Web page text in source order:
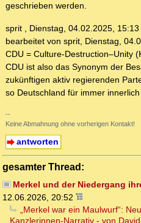
geschrieben werden.
sprit , Dienstag, 04.02.2025,
bearbeitet von sprit, Dienstag,
CDU = Culture-Destruction–Unity
CDU ist also das Synonym der
zukünftigen aktiv regierenden
so Deutschland für immer
--
Keine Abmahnung ohne vorherigen Kontakt!
antworten
gesamter Thread:
Merkel und der Niedergang
12.06.2026, 20:52
„Merkel war ein Maulwurf“:
Kanzlerinnen-Narrativ - von